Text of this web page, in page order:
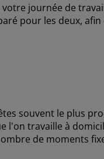
journée de
pour les deux,
souvent le plus
l'on travaille à
de moments